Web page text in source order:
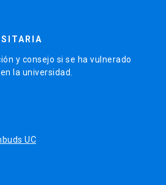
y consejo si se ha vulnerado
la universidad.
UC